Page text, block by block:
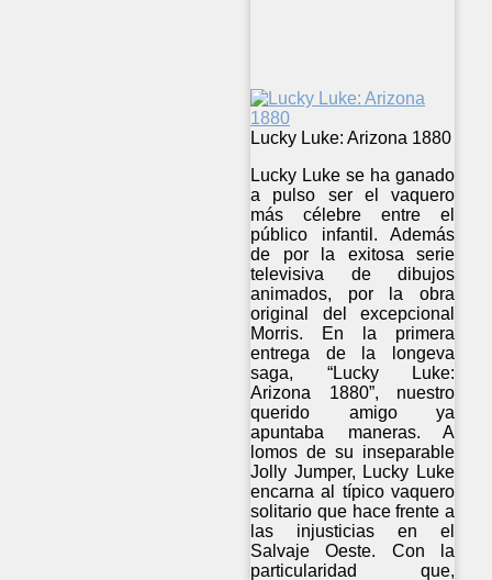
Lucky Luke: Arizona 1880
Lucky Luke se ha ganado
a pulso ser el vaquero
más célebre entre el
público infantil. Además
de por la exitosa serie
televisiva de dibujos
animados, por la obra
original del excepcional
Morris. En la primera
entrega de la longeva
saga, “Lucky Luke:
Arizona 1880”, nuestro
querido amigo ya
apuntaba maneras. A
lomos de su inseparable
Jolly Jumper, Lucky Luke
encarna al típico vaquero
solitario que hace frente a
las injusticias en el
Salvaje Oeste. Con la
particularidad que,